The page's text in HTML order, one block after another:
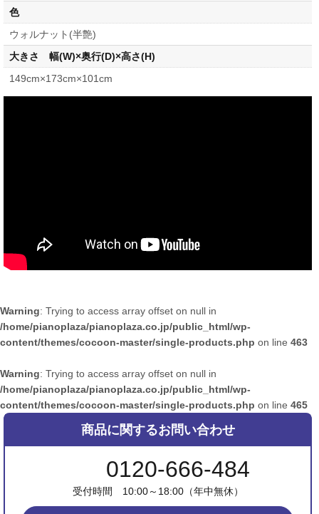
色
ウォルナット(半艶)
大きさ 幅(W)×奥行(D)×高さ(H)
149cm×173cm×101cm
Warning: Trying to access array offset on null in
/home/pianoplaza/pianoplaza.co.jp/public_html/wp-
content/themes/cocoon-master/single-products.php on line 463
Warning: Trying to access array offset on null in
/home/pianoplaza/pianoplaza.co.jp/public_html/wp-
content/themes/cocoon-master/single-products.php on line 465
商品に関するお問い合わせ
0120-666-484
受付時間 10:00～18:00（年中無休）